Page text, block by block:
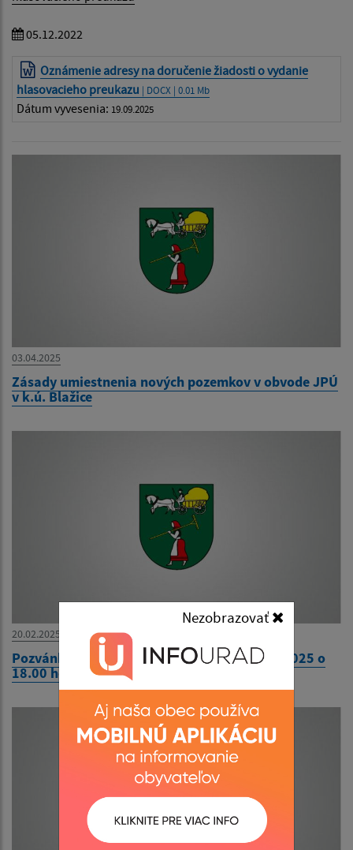
Nezobrazovať
05.12.2022
Oznámenie adresy na doručenie žiadosti o vydanie
hlasovacieho preukazu | DOCX | 0.01 Mb
Dátum vyvesenia: 19.09.2025
03.04.2025
Zásady umiestnenia nových pozemkov v obvode JPÚ
v k.ú. Blažice
20.02.2025
Pozvánka na 13. zasadnutie OcZ dňa 25.02.2025 o
18.00 hod.